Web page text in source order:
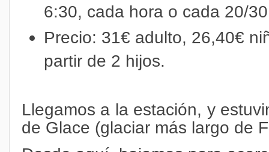
6:30, cada hora o cada 20/
Precio: 31€ adulto, 26,40€
partir de 2 hijos.
Llegamos a la estación, y
de Glace (glaciar más largo de